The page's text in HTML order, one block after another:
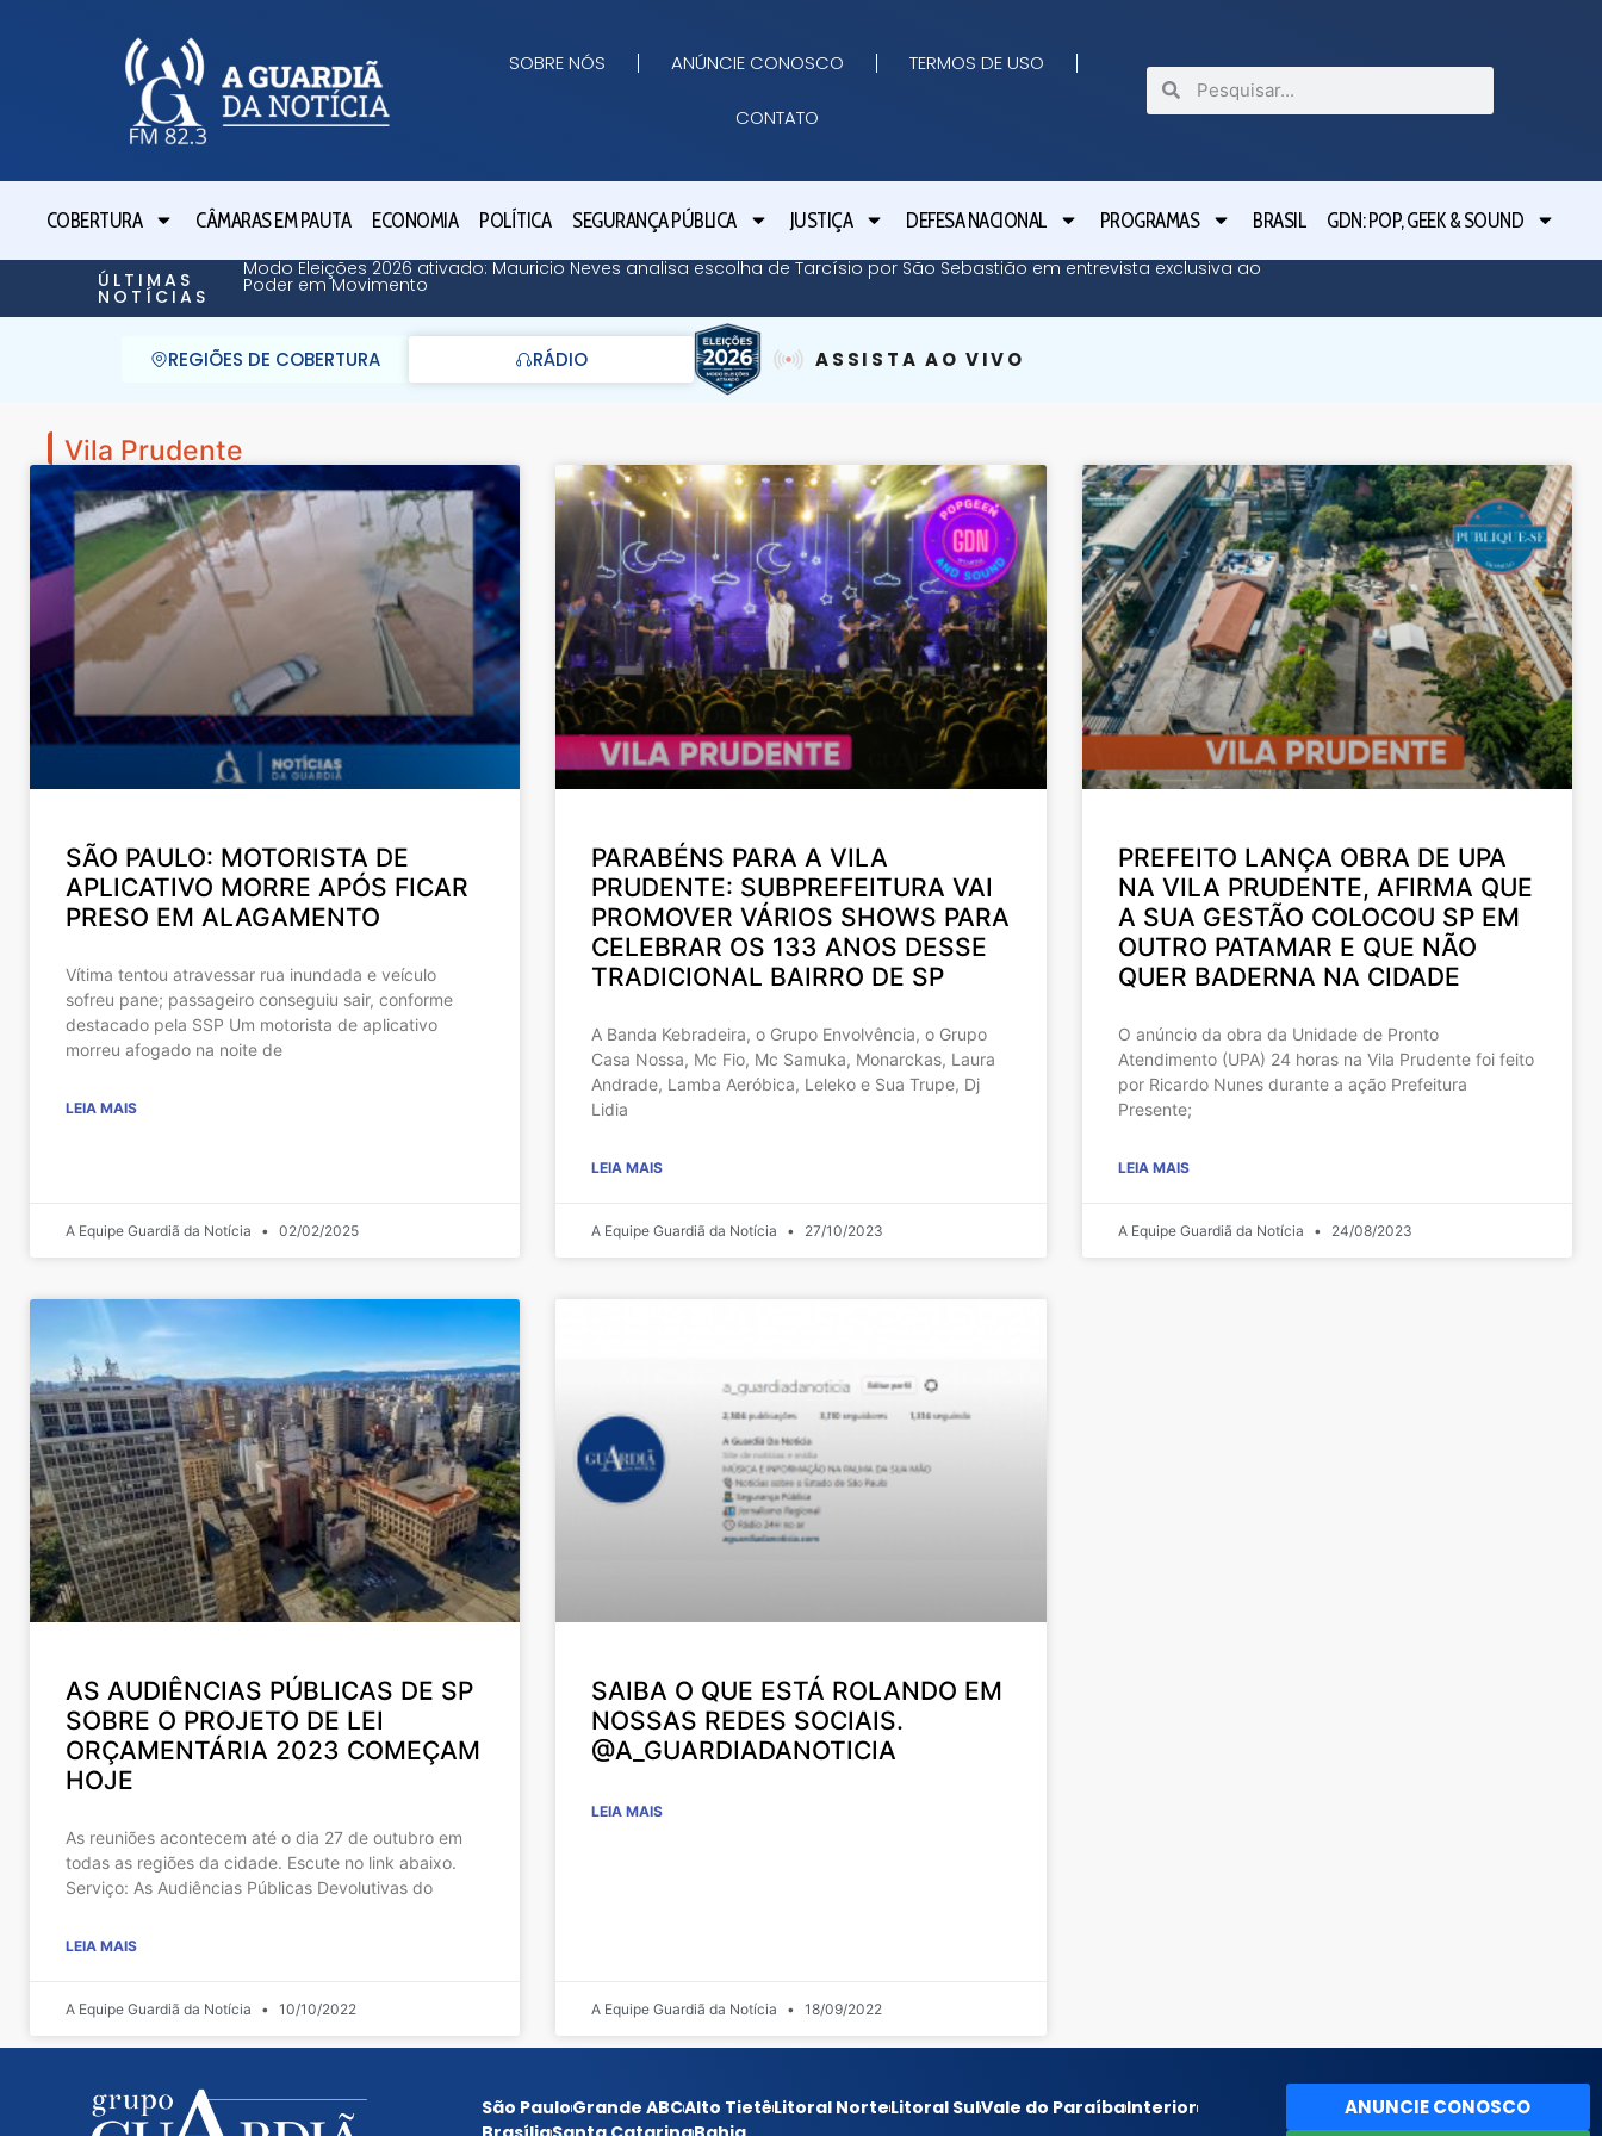
SOBRE NÓS ANÚNCIE CONOSCO TERMOS DE USO
CONTATO
COBERTURA CÂMARAS EM PAUTA ECONOMIA POLÍTICA SEGURANÇA PÚBLICA JUSTIÇA DEFESA NACIONAL PROGRAMAS BRASIL GDN: POP, GEEK & SOUND
ÚLTIMAS
NOTÍCIAS
Modo Eleições 2026 ativado: Mauricio Neves analisa escolha de Tarcísio por São Sebastião em entrevista exclusiva ao
Poder em Movimento
REGIÕES DE COBERTURA RÁDIO ASSISTA AO VIVO
Vila Prudente
SÃO PAULO: MOTORISTA DE
APLICATIVO MORRE APÓS FICAR
PRESO EM ALAGAMENTO
Vítima tentou atravessar rua inundada e veículo
sofreu pane; passageiro conseguiu sair, conforme
destacado pela SSP Um motorista de aplicativo
morreu afogado na noite de
LEIA MAIS
A Equipe Guardiã da Notícia 02/02/2025
PARABÉNS PARA A VILA
PRUDENTE: SUBPREFEITURA VAI
PROMOVER VÁRIOS SHOWS PARA
CELEBRAR OS 133 ANOS DESSE
TRADICIONAL BAIRRO DE SP
A Banda Kebradeira, o Grupo Envolvência, o Grupo
Casa Nossa, Mc Fio, Mc Samuka, Monarckas, Laura
Andrade, Lamba Aeróbica, Leleko e Sua Trupe, Dj
Lidia
LEIA MAIS
A Equipe Guardiã da Notícia 27/10/2023
PREFEITO LANÇA OBRA DE UPA
NA VILA PRUDENTE, AFIRMA QUE
A SUA GESTÃO COLOCOU SP EM
OUTRO PATAMAR E QUE NÃO
QUER BADERNA NA CIDADE
O anúncio da obra da Unidade de Pronto
Atendimento (UPA) 24 horas na Vila Prudente foi feito
por Ricardo Nunes durante a ação Prefeitura
Presente;
LEIA MAIS
A Equipe Guardiã da Notícia 24/08/2023
AS AUDIÊNCIAS PÚBLICAS DE SP
SOBRE O PROJETO DE LEI
ORÇAMENTÁRIA 2023 COMEÇAM
HOJE
As reuniões acontecem até o dia 27 de outubro em
todas as regiões da cidade. Escute no link abaixo.
Serviço: As Audiências Públicas Devolutivas do
LEIA MAIS
A Equipe Guardiã da Notícia 10/10/2022
SAIBA O QUE ESTÁ ROLANDO EM
NOSSAS REDES SOCIAIS.
@A_GUARDIADANOTICIA
LEIA MAIS
A Equipe Guardiã da Notícia 18/09/2022
São PauloGrande ABCAlto TietêLitoral NorteLitoral SulVale do ParaíbaInterior
ANUNCIE CONOSCO